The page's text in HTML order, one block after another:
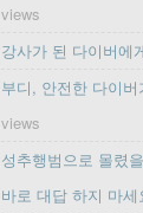
views
강사가 된 다이버
부디, 안전한 다이
views
성추행범으로 몰렸
바로 대답 하지 마세